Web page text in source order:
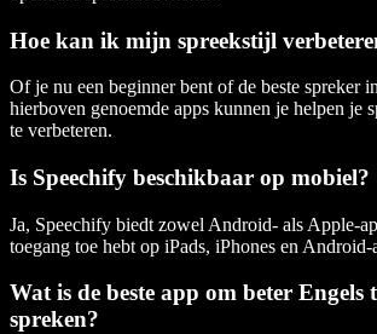
Hoe kan ik mijn spreekstijl
Of je nu een beginner bent of de beste spreker
hierboven genoemde apps kunnen je helpen je
te verbeteren.
Is Speechify beschikbaar op mobiel?
Ja, Speechify biedt zowel Android- als Apple-
toegang toe hebt op iPads, iPhones en Android-
Wat is de beste app om beter Engels
spreken?